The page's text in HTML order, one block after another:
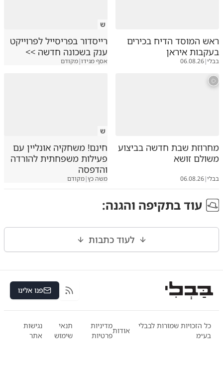
ראש המוסד הדיח בכירים
בעקבות איראן
בבלי|
06.08.26
ש
רייסדור בפריסייל לפרוייקט
ענק בשכונה חדשה >>
אסף מגידו|מקודם
מחרוזת שבת חדשה בביצוע
משולם זושא
בבלי|
06.08.26
ש
חינם! משחקיה אונליין עם
פעילות משפחתית להורדה
והדפסה
משה כץ|מקודם
עוד בתקיפה והגנה:
לעוד כתבות
RSS פנו אלינו
כל הזכויות שמורות לבבלי
בע״מ
אודות
מדיניות
פרטיות
תנאי
שימוש
נגישות
אתר